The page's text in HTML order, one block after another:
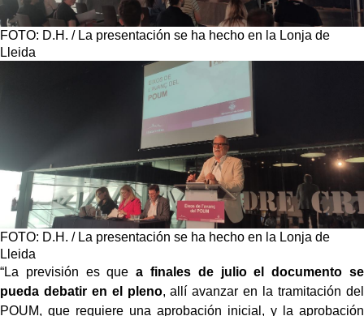
FOTO: D.H. / La presentación se ha hecho en la Lonja de
Lleida
FOTO: D.H. / La presentación se ha hecho en la Lonja de
Lleida
“La previsión es quea finales de julio el documento se
pueda debatir en el pleno, allí avanzar en la tramitación del
POUM, que requiere una aprobación inicial, y la aprobación